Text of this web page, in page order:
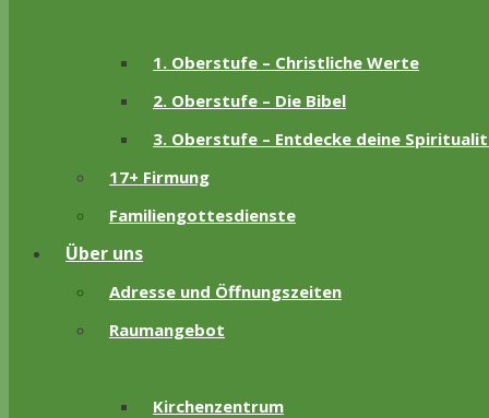
1. Oberstufe – Christliche Werte
2. Oberstufe – Die Bibel
3. Oberstufe – Entdecke deine
17+ Firmung
Familiengottesdienste
Über uns
Adresse und Öffnungszeiten
Raumangebot
Kirchenzentrum